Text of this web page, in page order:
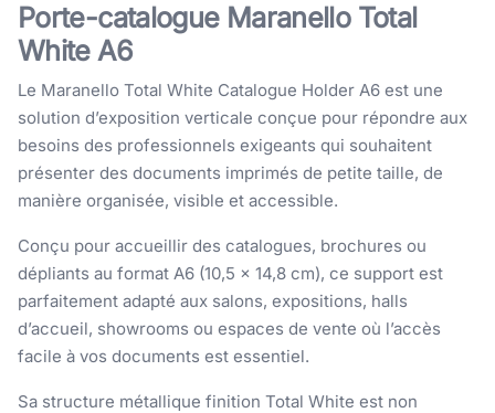
Porte-catalogue Maranello Total
White A6
Le Maranello Total White Catalogue Holder A6 est une
solution d’exposition verticale conçue pour répondre aux
besoins des professionnels exigeants qui souhaitent
présenter des documents imprimés de petite taille, de
manière organisée, visible et accessible.
Conçu pour accueillir des catalogues, brochures ou
dépliants au format A6 (10,5 × 14,8 cm), ce support est
parfaitement adapté aux salons, expositions, halls
d’accueil, showrooms ou espaces de vente où l’accès
facile à vos documents est essentiel.
Sa structure métallique finition Total White est non